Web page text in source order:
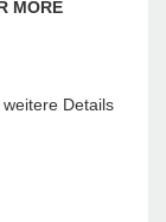
Details